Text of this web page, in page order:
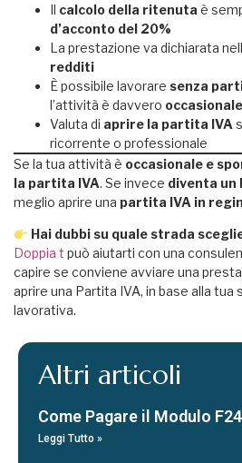
Il calcolo della ritenuta è
d’acconto del 20%
La prestazione va dichiarata
redditi
È possibile lavorare senza
l’attività è davvero occasionale
Valuta di aprire la partita IVA
ricorrente o professionale
Se la tua attività è occasionale e
la partita IVA. Se invece diventa un
meglio aprire una partita IVA in
Hai dubbi su quale strada
Doppia t può aiutarti con una
capire se conviene avviare una
aprire una Partita IVA, in base alla tua
lavorativa.
Altri articoli
Come Pagare il Modulo
Leggi Tutto »